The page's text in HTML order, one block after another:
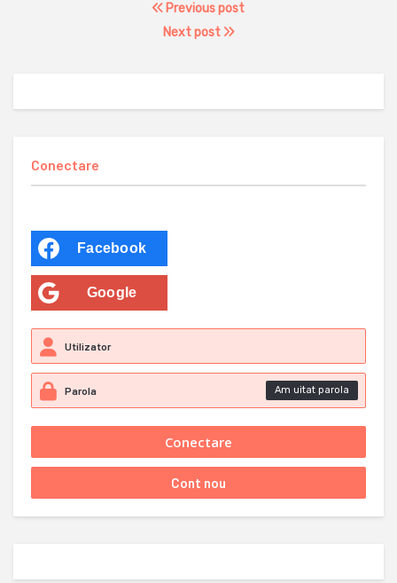
Previous post
Next post
Conectare
Facebook
Google
Am uitat parola